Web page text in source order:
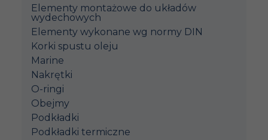
Elementy montażowe do układów
wydechowych
Elementy wykonane wg normy DIN
Korki spustu oleju
Marine
Nakrętki
O-ringi
Obejmy
Podkładki
Podkładki termiczne